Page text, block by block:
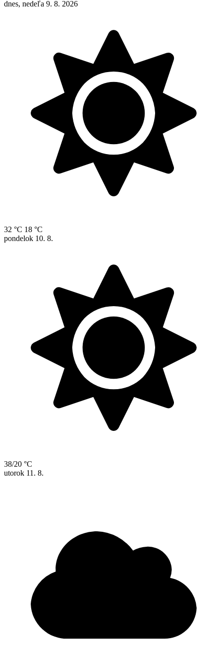
dnes, nedeľa 9. 8. 2026
32 °C 18 °C
pondelok 10. 8.
38/20 °C
utorok 11. 8.